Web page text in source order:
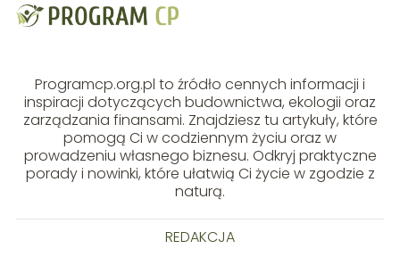
Programcp.org.pl to źródło cennych informacji i
inspiracji dotyczących budownictwa, ekologii oraz
zarządzania finansami. Znajdziesz tu artykuły, które
pomogą Ci w codziennym życiu oraz w
prowadzeniu własnego biznesu. Odkryj praktyczne
porady i nowinki, które ułatwią Ci życie w zgodzie z
naturą.
REDAKCJA